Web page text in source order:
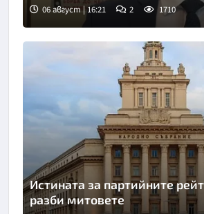
06 август | 16:21 2 1710
Истината за партийните
разби митовете